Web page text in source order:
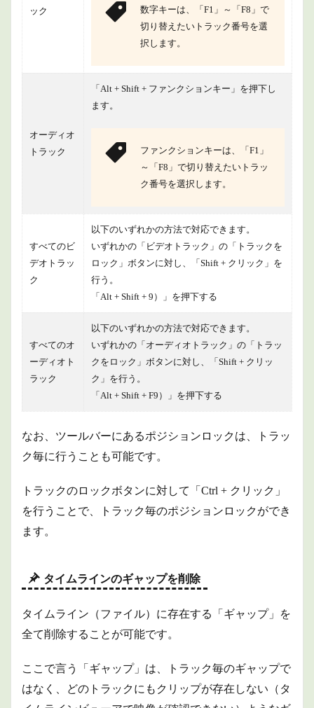
ック
数字キーは、「F1」～「F8」で
切り替えたいトラック番号を選
択します。
オーディオ
トラック
「Alt + Shift + ファンクションキー」を押下し
ます。
ファンクションキーは、「F1」
～「F8」で切り替えたいトラッ
ク番号を選択します。
すべてのビ
デオトラッ
ク
以下のいずれかの方法で対応できます。
いずれかの「ビデオトラック」の「トラックを
ロック」ボタンに対し、「Shift + クリック」を
行う。
「Alt + Shift + 9）」を押下する
すべてのオ
ーディオト
ラック
以下のいずれかの方法で対応できます。
いずれかの「オーディオトラック」の「トラッ
クをロック」ボタンに対し、「Shift + クリッ
ク」を行う。
「Alt + Shift + F9）」を押下する
なお、ツールバーにあるポジションロックは、トラッ
ク毎に行うことも可能です。
トラックのロックボタンに対して「Ctrl + クリック」
を行うことで、トラック毎のポジションロックができ
ます。
タイムラインのギャップを削除
タイムライン（ファイル）に存在する「ギャップ」を
全て削除することが可能です。
ここで言う「ギャップ」は、トラック毎のギャップで
はなく、どのトラックにもクリップが存在しない（タ